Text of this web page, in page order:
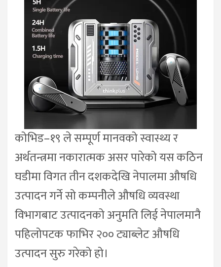
कोभिड–१९ ले सम्पूर्ण मानवको स्वास्थ्य र
अर्थतन्त्रमा नकारात्मक असर पारेको यस कठिन
घडीमा विगत तीन दशकदेखि नेपालमा औषधि
उत्पादन गर्ने सो कम्पनीेले औषधि व्यवस्था
विभागबाट उत्पादनको अनुमति लिई नेपालमानै
पहिलोपटक फाभिर २०० ट्याब्लेट औषधि
उत्पादन सुरु गरेको हो।